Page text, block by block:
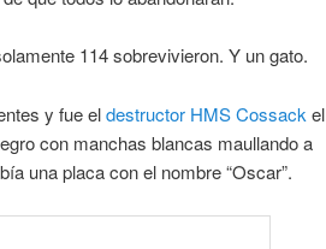
114 sobrevivieron. Y un gato.
y fue eldestructor HMS Cossack el
con manchas blancas maullando a
una placa con el nombre “Oscar”.